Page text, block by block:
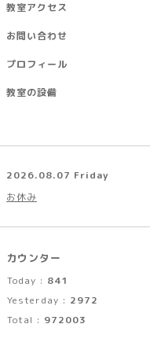
教室アクセス
お問い合わせ
プロフィール
教室の設備
2026.08.07 Friday
お休み
カウンター
Today : 841
Yesterday : 2972
Total : 972003